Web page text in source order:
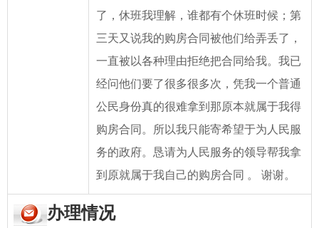
了，休班我理解，谁都有个休班时候；第
三天又说我的购房合同被他们给弄丢了，
一直被以各种理由拒绝把合同给我。我已
经问他们要了很多很多次，凭我一个普通
公民身份真的很难拿到那原本就属于我得
购房合同。所以我只能寄希望于为人民服
务的政府。恳请为人民服务的领导帮我拿
到原就属于我自己的购房合同 。 谢谢。
办理情况